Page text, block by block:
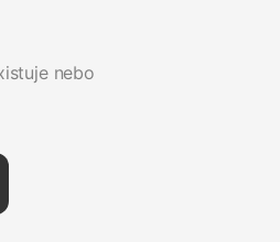
nebo